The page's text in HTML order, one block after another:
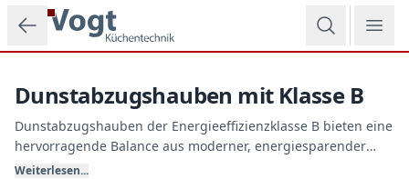
Zum Hauptinhalt springen
Dunstabzugshauben mit Klasse B
Dunstabzugshauben der Energieeffizienzklasse B bieten eine
hervorragende Balance aus moderner, energiesparender
Motorentechnik und einem attraktiven Anschaffungspreis.
Weiterlesen...